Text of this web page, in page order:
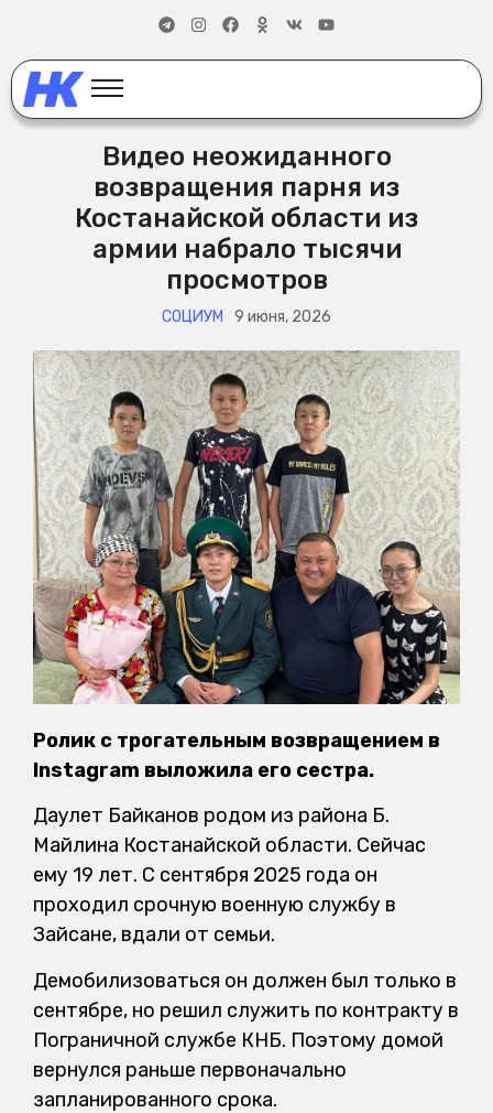
Видео неожиданного
возвращения парня из
Костанайской области из
армии набрало тысячи
просмотров
СОЦИУМ 9 июня, 2026
Ролик с трогательным возвращением в
Instagram выложила его сестра.
Даулет Байканов родом из района Б.
Майлина Костанайской области. Сейчас
ему 19 лет. С сентября 2025 года он
проходил срочную военную службу в
Зайсане, вдали от семьи.
Демобилизоваться он должен был только в
сентябре, но решил служить по контракту в
Пограничной службе КНБ. Поэтому домой
вернулся раньше первоначально
запланированного срока.